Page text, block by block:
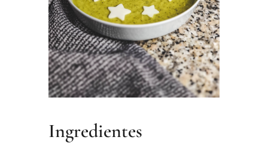
Ingredientes